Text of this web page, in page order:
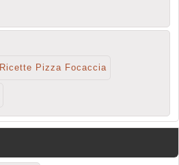
Ricette Pizza Focaccia